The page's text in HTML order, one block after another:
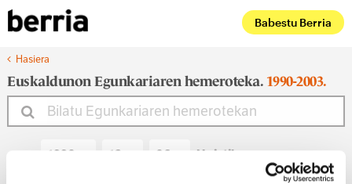
Babestu Berria
Hasiera
Euskaldunon Egunkariaren hemeroteka. 1990-2003.
Noiztik